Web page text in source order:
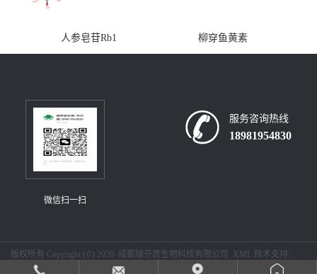
人参皂苷Rb1 柳穿鱼黄素
微信扫一扫
服务咨询热线
18981954830
版权所有 Copyright (©) 2026 成都瑞芬思生物科技有限公司 XML
技术支持：